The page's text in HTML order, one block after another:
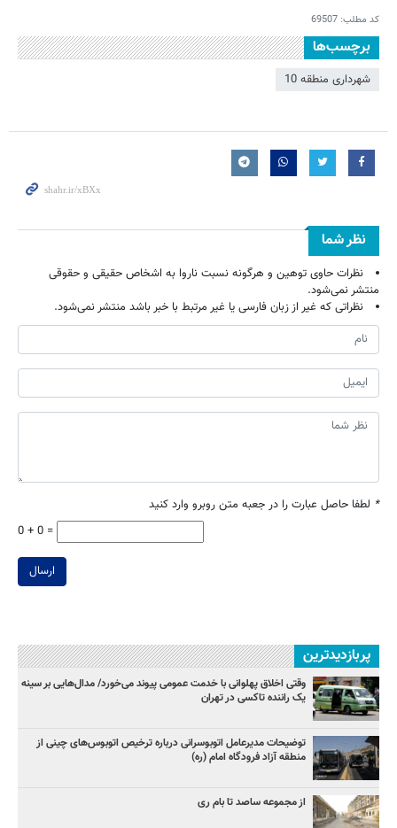
کد مطلب: 69507
برچسب‌ها
شهرداری منطقه 10
نظر شما
نظرات حاوی توهین و هرگونه نسبت ناروا به اشخاص حقیقی و حقوقی
منتشر نمی‌شود.
نظراتی که غیر از زبان فارسی یا غیر مرتبط با خبر باشد منتشر نمی‌شود.
* لطفا حاصل عبارت را در جعبه متن روبرو وارد کنید
0 + 0 =
ارسال
پربازدیدترین
وقتی اخلاق پهلوانی با خدمت عمومی پیوند می‌خورد/ مدال‌هایی بر سینه
یک راننده تاکسی در تهران
توضیحات مدیرعامل اتوبوسرانی درباره ترخیص اتوبوس‌های چینی از
منطقه آزاد فرودگاه امام (ره)
از مجموعه ساصد تا بام ری